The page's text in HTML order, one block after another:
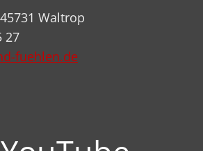
Waltrop
27
fuehlen.de